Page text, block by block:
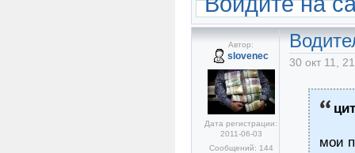
Автор:
slovenec
Дата регистрации:
2011-06-03
Сообщений: 144
30 окт 11,
мои